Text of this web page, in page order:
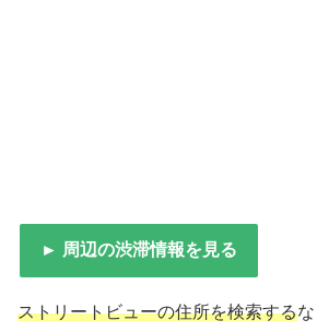
► 周辺の渋滞情報を見る
ストリートビューの住所を検索する